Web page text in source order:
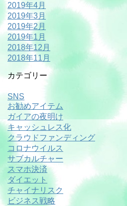
2019年4月
2019年3月
2019年2月
2019年1月
2018年12月
2018年11月
カテゴリー
SNS
お勧めアイテム
ガイアの夜明け
キャッシュレス化
クラウドファンディング
コロナウイルス
サブカルチャー
スマホ決済
ダイエット
チャイナリスク
ビジネス戦略